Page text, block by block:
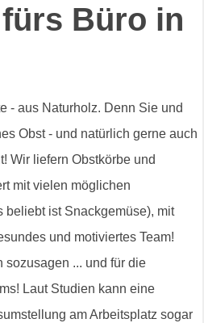
Büro in
- aus Naturholz. Denn Sie und
Obst - und natürlich gerne auch
Wir liefern Obstkörbe und
mit vielen möglichen
beliebt ist Snackgemüse), mit
und motiviertes Team!
sozusagen ... und für die
Laut Studien kann eine
am Arbeitsplatz sogar